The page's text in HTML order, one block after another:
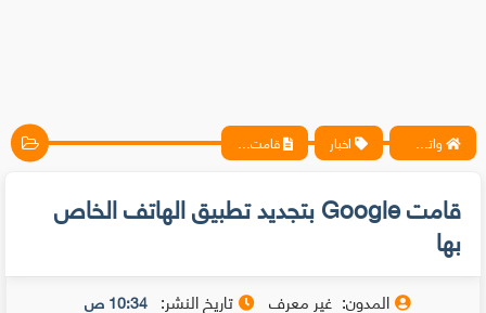
واتس آب ، فيسبوك ، أنترنت ، شروحات تقنية حصرية - المحترف اخبار قامت Google بتجديد تطبيق الهاتف الخاص بها
قامت Google بتجديد تطبيق الهاتف الخاص
بها
المدون: غير معرف تاريخ النشر: 10:34 ص